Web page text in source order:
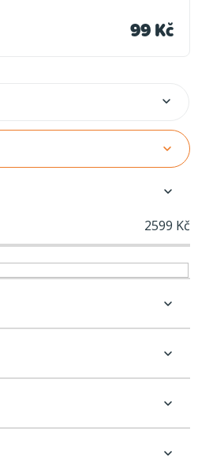
99 Kč
2599 Kč